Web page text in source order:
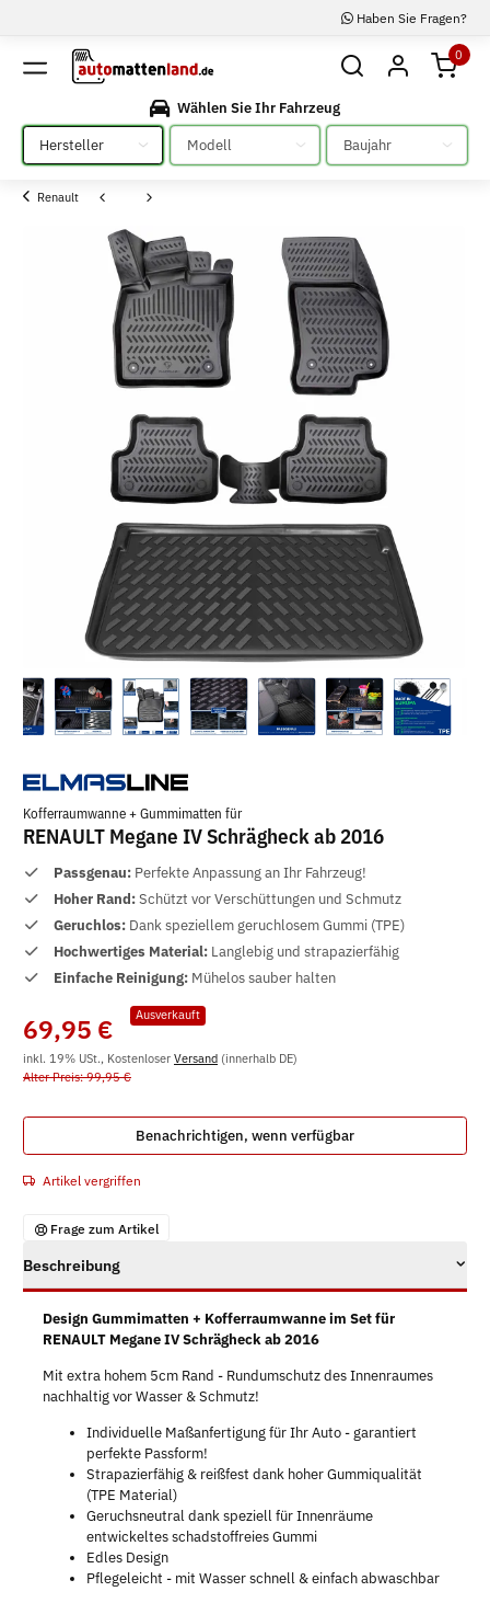
Haben Sie Fragen?
0
Wählen Sie Ihr Fahrzeug
Bitte auswählen
Bitte auswählen Bitte auswählen
Renault
Kofferraumwanne + Gummimatten für
RENAULT Megane IV Schrägheck ab 2016
Passgenau: Perfekte Anpassung an Ihr Fahrzeug!
Hoher Rand:Schützt vor Verschüttungen und Schmutz
Geruchlos: Dank speziellem geruchlosem Gummi (TPE)
Hochwertiges Material: Langlebig und strapazierfähig
Einfache Reinigung: Mühelos sauber halten
Ausverkauft
69,95 €
inkl. 19% USt., Kostenloser Versand (innerhalb DE)
Alter Preis: 99,95 €
Benachrichtigen, wenn verfügbar
Artikel vergriffen
Frage zum Artikel
Beschreibung
Design Gummimatten + Kofferraumwanne im Set für
RENAULT Megane IV Schrägheck ab 2016
Mit extra hohem 5cm Rand - Rundumschutz des Innenraumes
nachhaltig vor Wasser & Schmutz!
Individuelle Maßanfertigung für Ihr Auto - garantiert
perfekte Passform!
Strapazierfähig & reißfest dank hoher Gummiqualität
(TPE Material)
Geruchsneutral dank speziell für Innenräume
entwickeltes schadstoffreies Gummi
Edles Design
Pflegeleicht - mit Wasser schnell & einfach abwaschbar